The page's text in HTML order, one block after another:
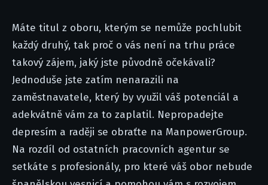
Máte titul z oboru, kterým se nemůže pochlubit
každý druhý, tak proč o vás není na trhu práce
takový zájem, jaký jste původně očekávali?
Jednoduše jste zatím nenarazili na
zaměstnavatele, který by využil váš potenciál a
adekvátně vám za to zaplatil. Nepropadejte
depresím a raději se obraťte na ManpowerGroup.
Na rozdíl od ostatních pracovních agentur se
setkáte s profesionály, pro které váš obor nebude